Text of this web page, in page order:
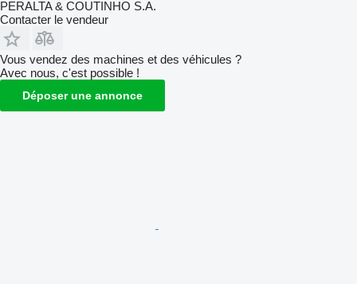
PERALTA & COUTINHO S.A.
Contacter le vendeur
Vous vendez des machines et des véhicules ?
Avec nous, c'est possible !
Déposer une annonce